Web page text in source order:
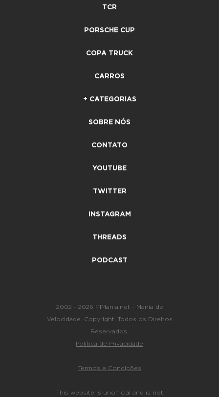
TCR
PORSCHE CUP
COPA TRUCK
CARROS
+ CATEGORIAS
SOBRE NÓS
CONTATO
YOUTUBE
TWITTER
INSTAGRAM
THREADS
PODCAST
2002 - 2026 F1Mania.net - Mania de
Velocidade. Copyright. Todos os Direitos
Reservados.
Política de Privacidade
-
Termos e Condições
This website is unofficial and is not